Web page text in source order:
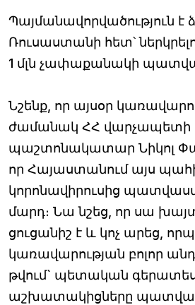
Պայմանավորվածություն է
Ռուսաստանի հետ՝
1 մլն չափաքանակի
Նշենք, որ այսօր
ժամանակ ՀՀ վարչապետի
պաշտոնակատար Նիկոլ
որ Հայաստանում այս
կորոնավիրուսից
մարդ։ Նա նշեց, որ սա
ցուցանիշ է և կոչ արեց,
կառավարության բոլոր
թվում` պետական
աշխատակիցները